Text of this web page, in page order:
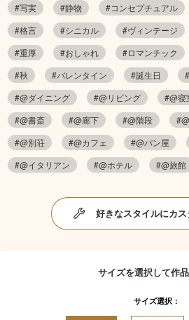
#写実 #静物 #コンセプチュアル
#格言
#シニカル #ヴィンテージ
#重厚
#おしゃれ #ロマンチック
#秋
#バレンタイン #誕生日
#@ダイニング
#@リビング #@寝
#@書斎
#@廊下 #@階段
#@別荘
#@カフェ #@パン屋
#@イタリアン
#@ホテル #@旅館
好きなスタイルにカ
サイズを選択して作
サイズ選択：